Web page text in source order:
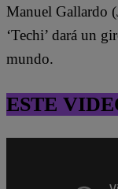
Manuel Gallardo
‘Techi’ dará un
mundo.
ESTE